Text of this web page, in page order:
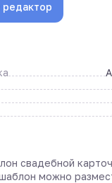
свадебной
можно